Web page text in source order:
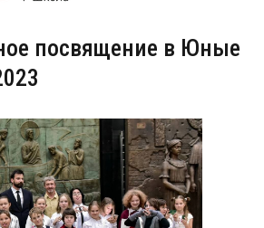
школа
посвящение в Юные